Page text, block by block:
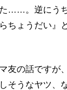
……。逆にう
ちょうだい』
友の話ですが
そうなヤツ、